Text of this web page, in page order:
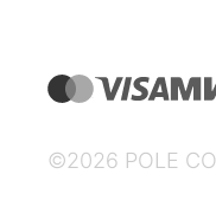
©2026 POLE